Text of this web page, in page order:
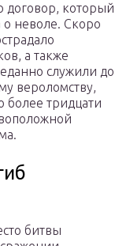
договор, который
о неволе. Скоро
а также
служили до
вероломству,
более тридцати
битвы